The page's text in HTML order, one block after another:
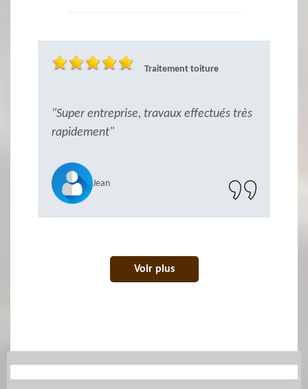
Traitement toiture
"Super entreprise, travaux effectués très
rapidement"
Jean
Voir plus